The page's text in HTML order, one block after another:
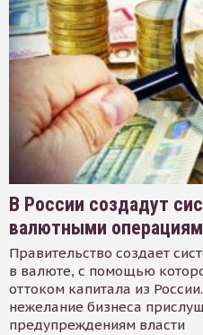
В России создадут
валютными
Правительство создает
в валюте, с помощью
оттоком капитала из
нежелание бизнеса
предупреждениям власти